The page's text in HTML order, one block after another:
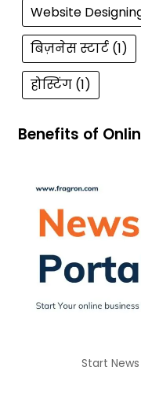
Website
बिज़नेस स्टार्ट(1)
होस्टिंग(1)
Benefits of
Start